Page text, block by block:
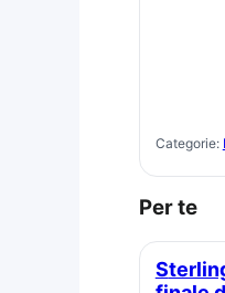
Categorie:
Per te
Sterling point: l’isola dei segreti, il